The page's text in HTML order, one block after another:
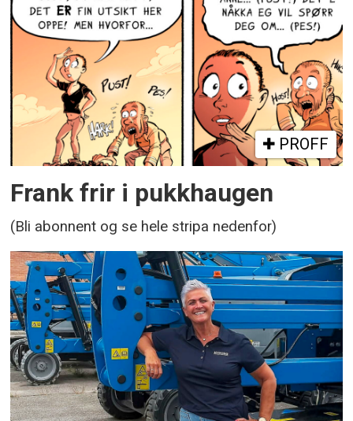
PROFF
Frank frir i pukkhaugen
(Bli abonnent og se hele stripa nedenfor)